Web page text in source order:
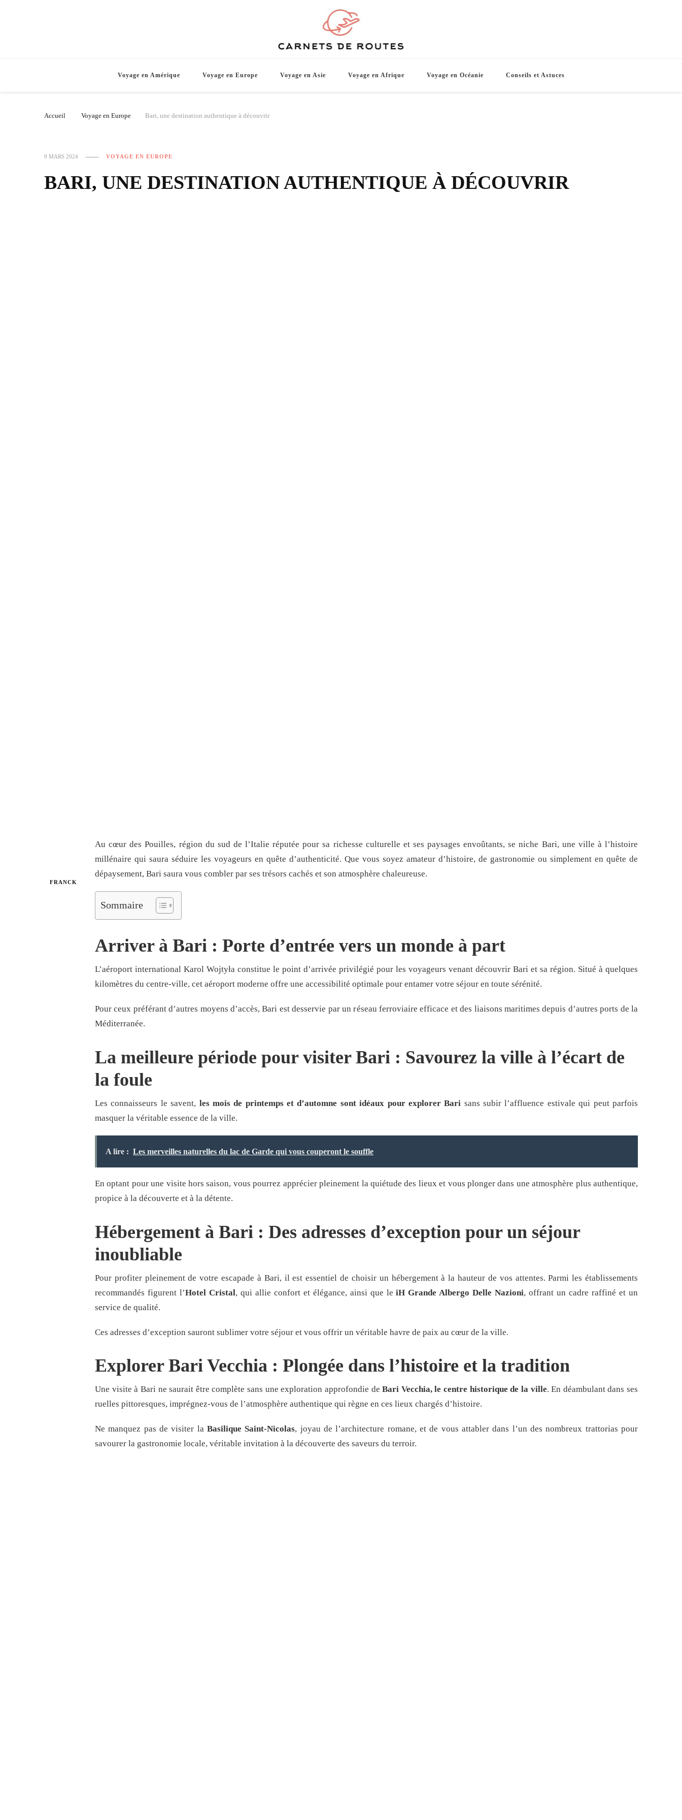
Carnets de Routes
Voyage en Amérique Voyage en Europe Voyage en Asie Voyage en Afrique Voyage en Océanie Conseils et Astuces
Accueil Voyage en Europe Bari, une destination authentique à découvrir
9 MARS 2024 VOYAGE EN EUROPE
BARI, UNE DESTINATION AUTHENTIQUE À DÉCOUVRIR
FRANCK
Au cœur des Pouilles, région du sud de l’Italie réputée pour sa richesse culturelle et ses paysages envoûtants, se niche Bari, une ville à l’histoire
millénaire qui saura séduire les voyageurs en quête d’authenticité. Que vous soyez amateur d’histoire, de gastronomie ou simplement en quête de
dépaysement, Bari saura vous combler par ses trésors cachés et son atmosphère chaleureuse.
Sommaire
Arriver à Bari : Porte d’entrée vers un monde à part
L’aéroport international Karol Wojtyła constitue le point d’arrivée privilégié pour les voyageurs venant découvrir Bari et sa région. Situé à quelques
kilomètres du centre-ville, cet aéroport moderne offre une accessibilité optimale pour entamer votre séjour en toute sérénité.
Pour ceux préférant d’autres moyens d’accès, Bari est desservie par un réseau ferroviaire efficace et des liaisons maritimes depuis d’autres ports de la
Méditerranée.
La meilleure période pour visiter Bari : Savourez la ville à l’écart de
la foule
Les connaisseurs le savent, les mois de printemps et d’automne sont idéaux pour explorer Bari sans subir l’affluence estivale qui peut parfois
masquer la véritable essence de la ville.
A lire : Les merveilles naturelles du lac de Garde qui vous couperont le souffle
En optant pour une visite hors saison, vous pourrez apprécier pleinement la quiétude des lieux et vous plonger dans une atmosphère plus authentique,
propice à la découverte et à la détente.
Hébergement à Bari : Des adresses d’exception pour un séjour
inoubliable
Pour profiter pleinement de votre escapade à Bari, il est essentiel de choisir un hébergement à la hauteur de vos attentes. Parmi les établissements
recommandés figurent l’Hotel Cristal, qui allie confort et élégance, ainsi que leiH Grande Albergo Delle Nazioni, offrant un cadre raffiné et un
service de qualité.
Ces adresses d’exception sauront sublimer votre séjour et vous offrir un véritable havre de paix au cœur de la ville.
Explorer Bari Vecchia : Plongée dans l’histoire et la tradition
Une visite à Bari ne saurait être complète sans une exploration approfondie deBari Vecchia, le centre historique de la ville. En déambulant dans ses
ruelles pittoresques, imprégnez-vous de l’atmosphère authentique qui règne en ces lieux chargés d’histoire.
Ne manquez pas de visiter la Basilique Saint-Nicolas, joyau de l’architecture romane, et de vous attabler dans l’un des nombreux trattorias pour
savourer la gastronomie locale, véritable invitation à la découverte des saveurs du terroir.